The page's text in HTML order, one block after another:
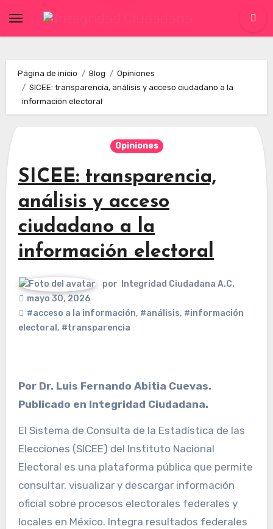
Página de inicio Blog
Opiniones
SICEE: transparencia, análisis y acceso ciudadano a la
información electoral
Opiniones
SICEE: transparencia,
análisis y acceso
ciudadano a la
información electoral
por
Integridad Ciudadana A.C.
mayo 30, 2026
#acceso a la información, #análisis, #información
electoral , #transparencia
Por Dr. Luis Fernando Abitia Cuevas.
Publicado en Integridad Ciudadana.
El Sistema de Consulta de la Estadística de las
Elecciones (SICEE) del Instituto Nacional
Electoral es una plataforma pública que permite
consultar, visualizar y descargar información
oficial sobre procesos electorales federales y
locales en México. Integra resultados federales